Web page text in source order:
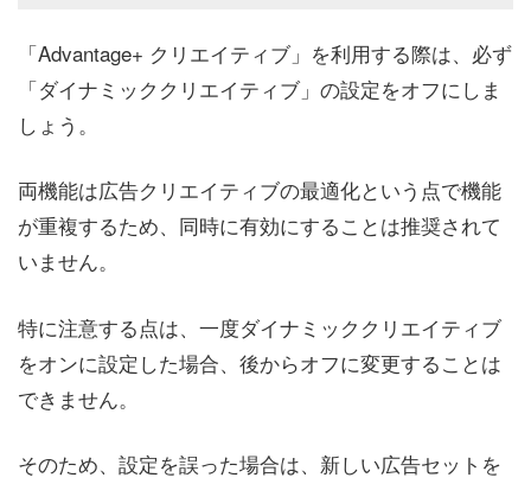
「Advantage+ クリエイティブ」を利用する際は、必ず
「ダイナミッククリエイティブ」の設定をオフにしま
しょう。
両機能は広告クリエイティブの最適化という点で機能
が重複するため、同時に有効にすることは推奨されて
いません。
特に注意する点は、一度ダイナミッククリエイティブ
をオンに設定した場合、後からオフに変更することは
できません。
そのため、設定を誤った場合は、新しい広告セットを